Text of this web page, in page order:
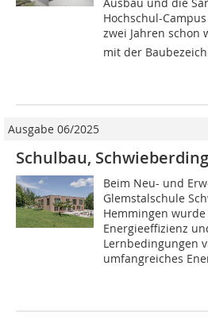
Ausbau und die
Hochschul-
zwei Jahren schon
mit der
Ausgabe 06/2025
Schulbau,
Beim Neu- und
Glemstalschule
Hemmingen
Energieeffizienz
Lernbedingungen
umfangreiches